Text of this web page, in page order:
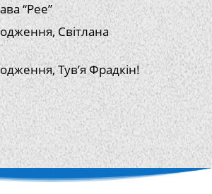
“Рее”
Світлана
Тув’я Фрадкін!